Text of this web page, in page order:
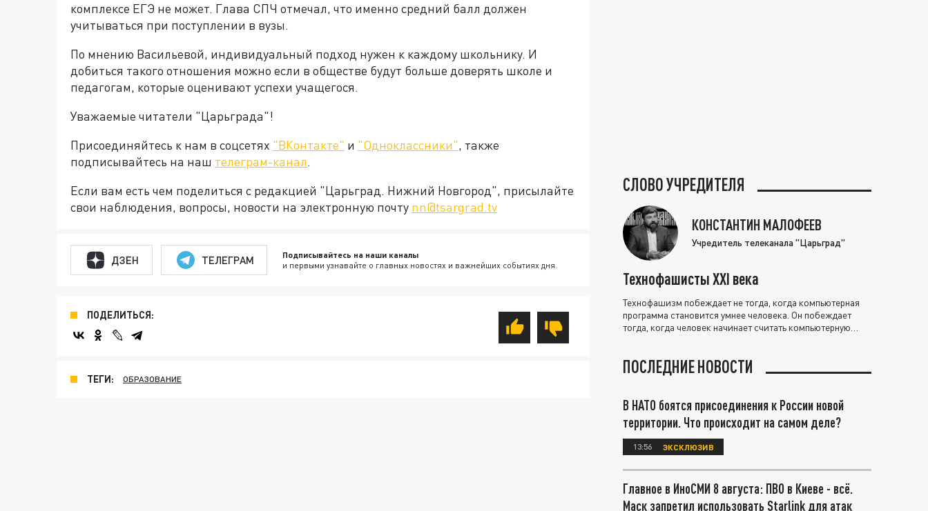
комплексе ЕГЭ не может. Глава СПЧ отмечал, что именно средний балл должен
учитываться при поступлении в вузы.
По мнению Васильевой, индивидуальный подход нужен к каждому школьнику. И
добиться такого отношения можно если в обществе будут больше доверять школе и
педагогам, которые оценивают успехи учащегося.
Уважаемые читатели "Царьграда"!
Присоединяйтесь к нам в соцсетях "ВКонтакте" и "Одноклассники", также
подписывайтесь на наш телеграм-канал.
Если вам есть чем поделиться с редакцией "Царьград. Нижний Новгород", присылайте
свои наблюдения, вопросы, новости на электронную почту nn@tsargrad.tv
ДЗЕН ТЕЛЕГРАМ Подписывайтесь на наши каналы
и первыми узнавайте о главных новостях и важнейших событиях дня.
ПОДЕЛИТЬСЯ:
ТЕГИ: ОБРАЗОВАНИЕ
СЛОВО УЧРЕДИТЕЛЯ
КОНСТАНТИН МАЛОФЕЕВ
Учредитель телеканала "Царьград"
Технофашисты XXI века
Технофашизм побеждает не тогда, когда компьютерная
программа становится умнее человека. Он побеждает
тогда, когда человек начинает считать компьютерную
ПОСЛЕДНИЕ НОВОСТИ
В НАТО боятся присоединения к России новой
территории. Что происходит на самом деле?
13:56 ЭКСКЛЮЗИВ
Главное в ИноСМИ 8 августа: ПВО в Киеве - всё.
Маск запретил использовать Starlink для атак